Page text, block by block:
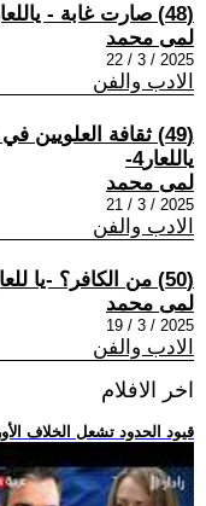
(48) صارت غابة - ياللعار 5-
لمى محمد
2025 / 3 / 22
الادب والفن
(49) ثقافة العلويين
ياللعار4-
لمى محمد
2025 / 3 / 21
الادب والفن
(50) من الكافر؟ -يا للعار 3-
لمى محمد
2025 / 3 / 19
الادب والفن
اخر الافلام
.. قيود الحدود تشعل الخلاف